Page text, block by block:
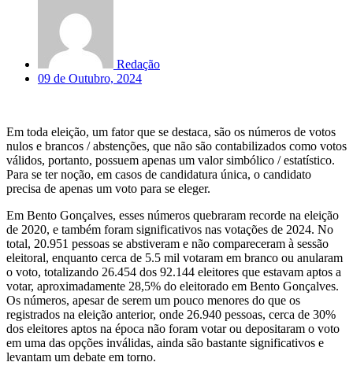
Redação
09 de Outubro, 2024
Em toda eleição, um fator que se destaca, são os números de votos
nulos e brancos / abstenções, que não são contabilizados como votos
válidos, portanto, possuem apenas um valor simbólico / estatístico.
Para se ter noção, em casos de candidatura única, o candidato
precisa de apenas um voto para se eleger.
Em Bento Gonçalves, esses números quebraram recorde na eleição
de 2020, e também foram significativos nas votações de 2024. No
total, 20.951 pessoas se abstiveram e não compareceram à sessão
eleitoral, enquanto cerca de 5.5 mil votaram em branco ou anularam
o voto, totalizando 26.454 dos 92.144 eleitores que estavam aptos a
votar, aproximadamente 28,5% do eleitorado em Bento Gonçalves.
Os números, apesar de serem um pouco menores do que os
registrados na eleição anterior, onde 26.940 pessoas, cerca de 30%
dos eleitores aptos na época não foram votar ou depositaram o voto
em uma das opções inválidas, ainda são bastante significativos e
levantam um debate em torno.